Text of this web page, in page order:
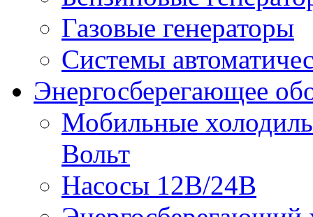
Газовые генераторы
Системы
Энергосберегающее
Мобильные
Вольт
Насосы 12В/24В